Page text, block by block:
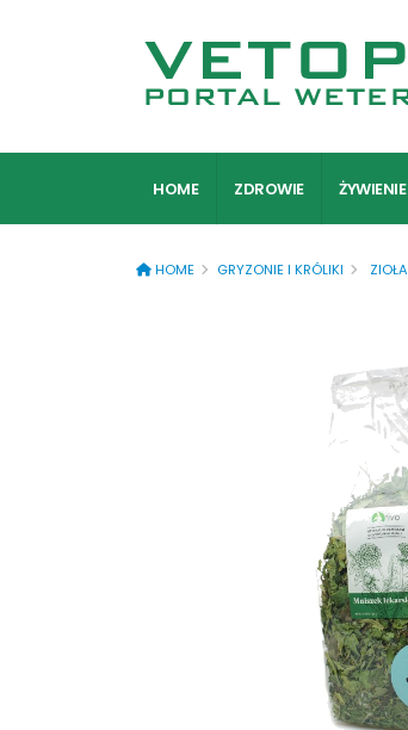
HOME ZDROWIE ŻYWIENIE
HOME GRYZONIE I KRÓLIKI ZIOŁA